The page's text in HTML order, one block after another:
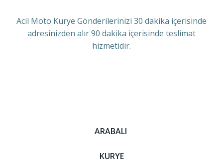
Acil Moto Kurye Gönderilerinizi 30 dakika içerisinde
adresinizden alır 90 dakika içerisinde teslimat
hizmetidir.
ARABALI
KURYE